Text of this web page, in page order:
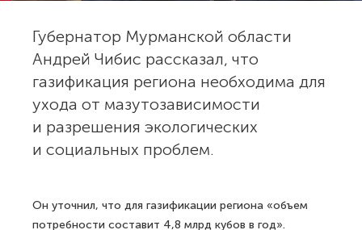
Губернатор Мурманской области
Андрей Чибис рассказал, что
газификация региона необходима для
ухода от мазутозависимости
и разрешения экологических
и социальных проблем.
Он уточнил, что для газификации региона «объем
потребности составит 4,8 млрд кубов в год».